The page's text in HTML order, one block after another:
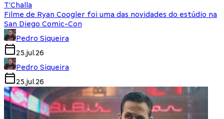
T'Challa
Filme de Ryan Coogler foi uma das novidades do estúdio na
San Diego Comic-Con
Pedro Siqueira
25.jul.26
Pedro Siqueira
25.jul.26